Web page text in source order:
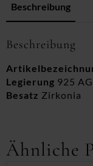
Beschreibung
Beschreibung
Legierung 925
Besatz Zirkonia
Ähnliche